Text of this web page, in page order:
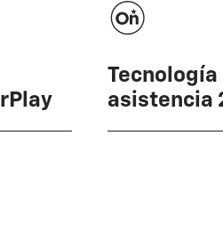
Tecnología
asistencia